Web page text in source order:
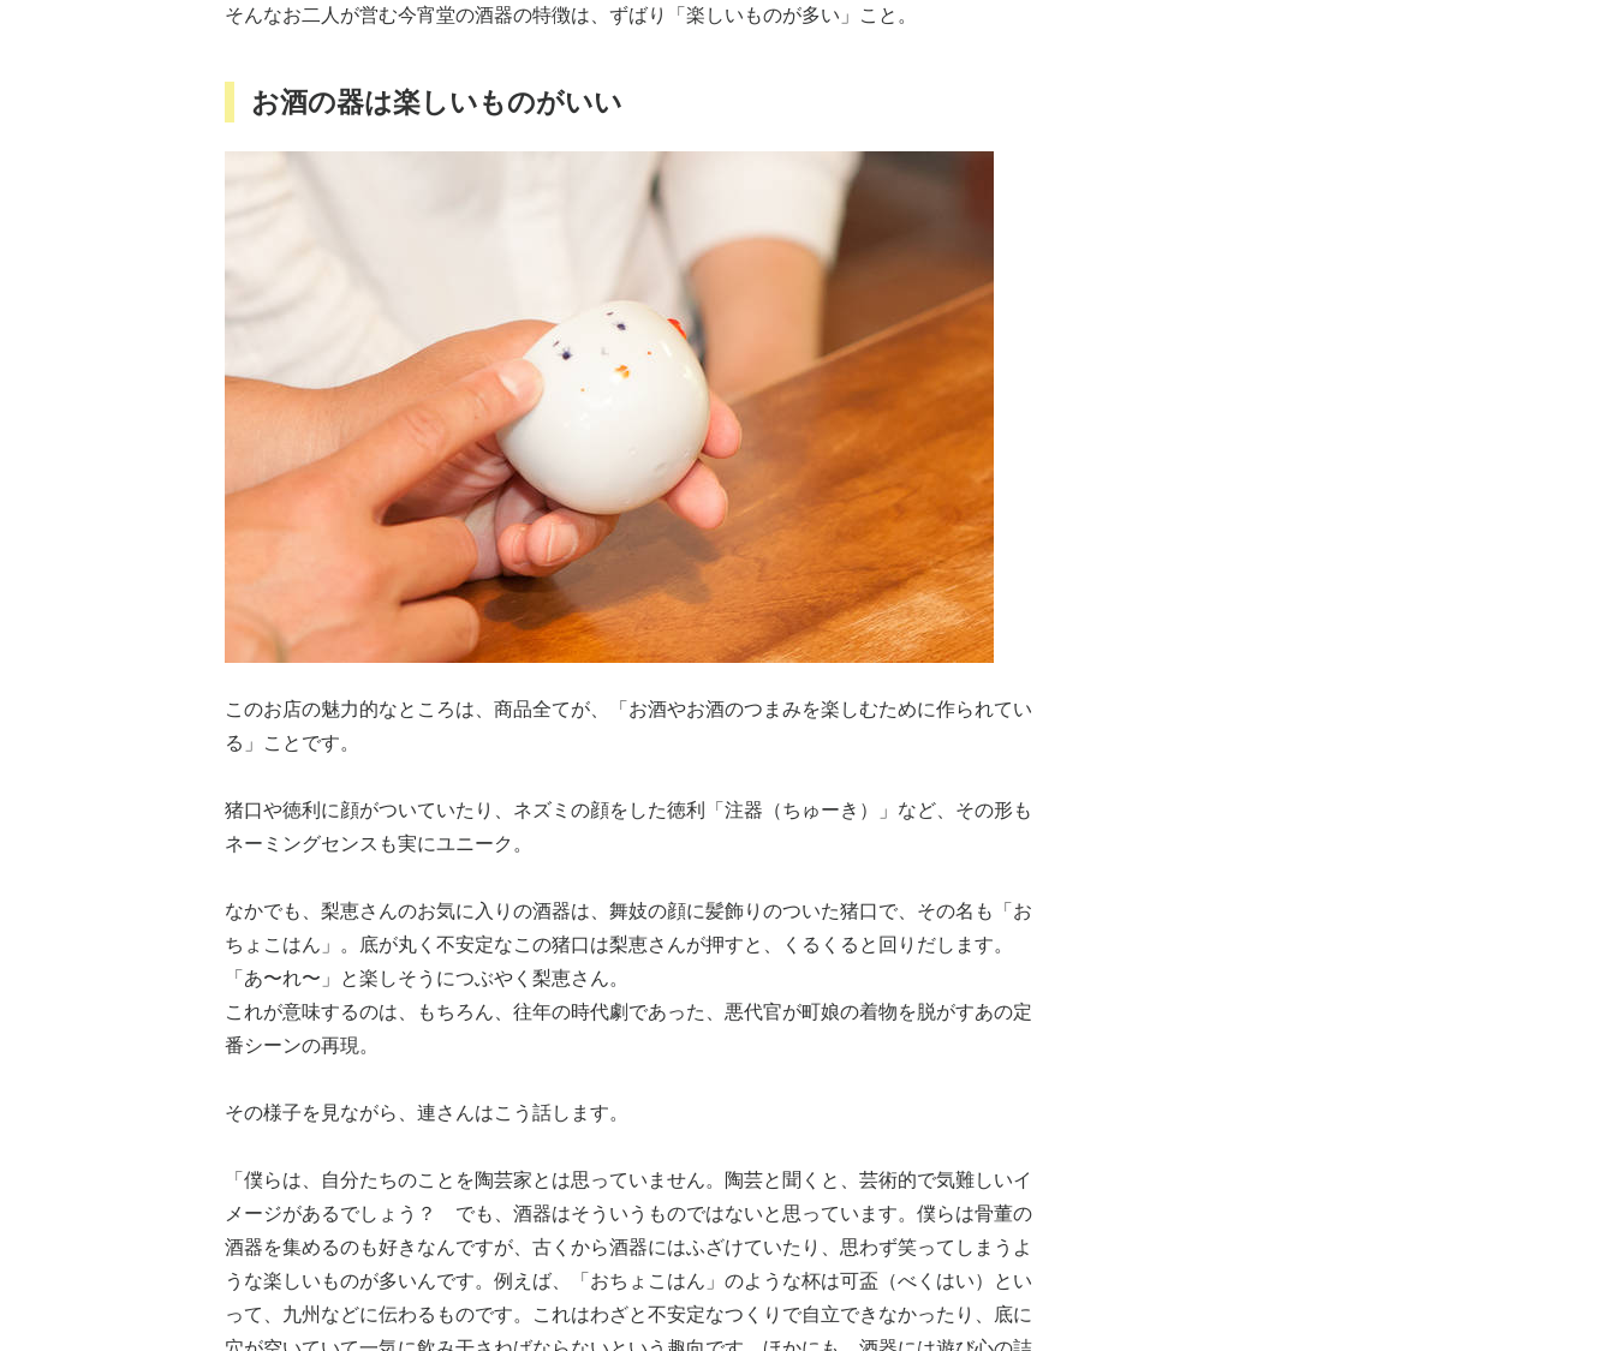
そんなお二人が営む今宵堂の酒器の特徴は、ずばり「楽しいものが多い」こと。
お酒の器は楽しいものがいい
このお店の魅力的なところは、商品全てが、「お酒やお酒のつまみを楽しむために作られてい
る」ことです。
猪口や徳利に顔がついていたり、ネズミの顔をした徳利「注器（ちゅーき）」など、その形も
ネーミングセンスも実にユニーク。
なかでも、梨恵さんのお気に入りの酒器は、舞妓の顔に髪飾りのついた猪口で、その名も「お
ちょこはん」。底が丸く不安定なこの猪口は梨恵さんが押すと、くるくると回りだします。
「あ〜れ〜」と楽しそうにつぶやく梨恵さん。
これが意味するのは、もちろん、往年の時代劇であった、悪代官が町娘の着物を脱がすあの定
番シーンの再現。
その様子を見ながら、連さんはこう話します。
「僕らは、自分たちのことを陶芸家とは思っていません。陶芸と聞くと、芸術的で気難しいイ
メージがあるでしょう？ でも、酒器はそういうものではないと思っています。僕らは骨董の
酒器を集めるのも好きなんですが、古くから酒器にはふざけていたり、思わず笑ってしまうよ
うな楽しいものが多いんです。例えば、「おちょこはん」のような杯は可盃（べくはい）とい
って、九州などに伝わるものです。これはわざと不安定なつくりで自立できなかったり、底に